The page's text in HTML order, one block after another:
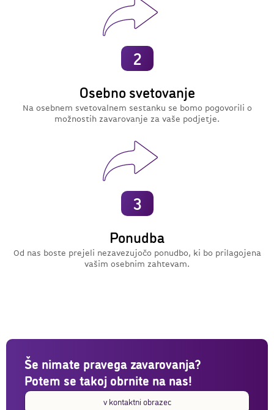
2
Osebno svetovanje
Na osebnem svetovalnem sestanku se bomo pogovorili o
možnostih zavarovanje za vaše podjetje.
3
Ponudba
Od nas boste prejeli nezavezujočo ponudbo, ki bo prilagojena
vašim osebnim zahtevam.
Še nimate pravega zavarovanja?
Potem se takoj obrnite na nas!
v kontaktni obrazec